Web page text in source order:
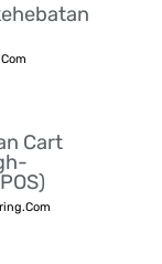
Cart